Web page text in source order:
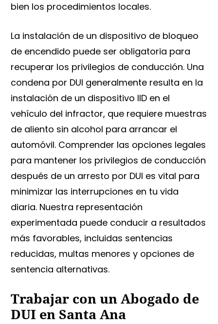
bien los procedimientos locales.
La instalación de un dispositivo de bloqueo
de encendido puede ser obligatoria para
recuperar los privilegios de conducción. Una
condena por DUI generalmente resulta en la
instalación de un dispositivo IID en el
vehículo del infractor, que requiere muestras
de aliento sin alcohol para arrancar el
automóvil. Comprender las opciones legales
para mantener los privilegios de conducción
después de un arresto por DUI es vital para
minimizar las interrupciones en tu vida
diaria. Nuestra representación
experimentada puede conducir a resultados
más favorables, incluidas sentencias
reducidas, multas menores y opciones de
sentencia alternativas.
Trabajar con un Abogado de
DUI en Santa Ana